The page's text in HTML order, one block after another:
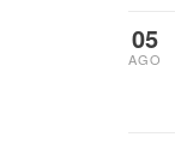
05
AGO